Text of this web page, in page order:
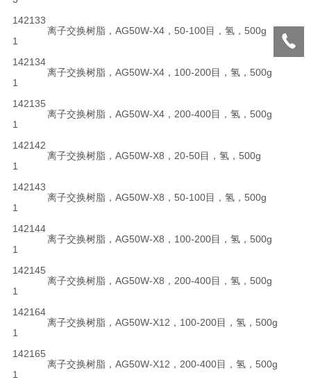
142133
1
离子交换树脂，AG50W-X4，50-100目，氢，500g
142134
1
离子交换树脂，AG50W-X4，100-200目，氢，500g
142135
1
离子交换树脂，AG50W-X4，200-400目，氢，500g
142142
1
离子交换树脂，AG50W-X8，20-50目，氢，500g
142143
1
离子交换树脂，AG50W-X8，50-100目，氢，500g
142144
1
离子交换树脂，AG50W-X8，100-200目，氢，500g
142145
1
离子交换树脂，AG50W-X8，200-400目，氢，500g
142164
1
离子交换树脂，AG50W-X12，100-200目，氢，500g
142165
1
离子交换树脂，AG50W-X12，200-400目，氢，500g